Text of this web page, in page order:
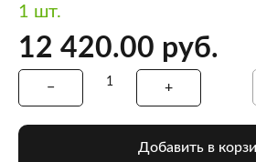
1 шт.
12 420.00 руб.
Добавить в